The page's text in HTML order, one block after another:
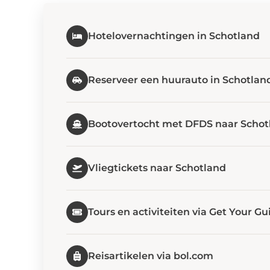
Hotelovernachtingen in Schotland
Reserveer een huurauto in
Bootovertocht met DFDS naar
Vliegtickets naar Schotland
Tours en activiteiten via Get Your
Reisartikelen via bol.com